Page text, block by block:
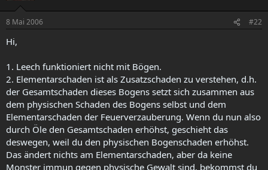
8 Mai 2006 #22
Hi,
1. Leech funktioniert nicht mit Bögen.
2. Elementarschaden ist als Zusatzschaden zu verstehen, d.h.
der Gesamtschaden dieses Bogens setzt sich zusammen aus
dem physischen Schaden des Bogens selbst und dem
Elementarschaden der Feuerverzauberung. Wenn du nun also
durch Öle den Gesamtschaden erhöhst, geschieht das
deswegen, weil du den physischen Bogenschaden erhöhst.
Das ändert nichts am Elementarschaden, aber da keine
Monster immun gegen physische Gewalt sind, bekommst du